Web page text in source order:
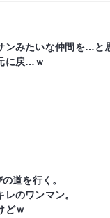
ンみたいな仲間を…
に戻…ｗ
道を行く。
のワンマン。
どｗ